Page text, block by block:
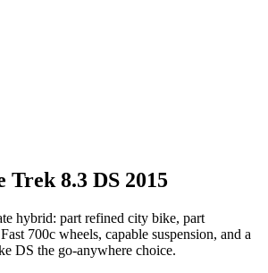
Trek 8.3 DS 2015
hybrid: part refined city bike, part
700c wheels, capable suspension, and a
DS the go-anywhere choice.